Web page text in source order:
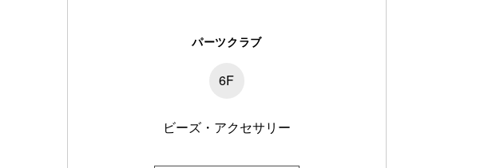
パーツクラブ
6F
ビーズ・アクセサリー